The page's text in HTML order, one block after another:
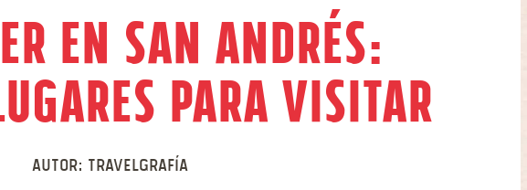
en San Andrés:
para visitar
Autor: Travelgrafía